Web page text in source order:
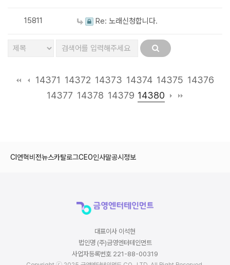
15811 Re: 노래신청합니다.
14371 14372 14373 14374 14375 14376
14377 14378 14379 14380
CI 연혁비전뉴스카탈로그CEO인사말공시정보
대표이사 이석현
법인명 (주)금영엔터테인먼트
사업자등록번호 221-88-00319